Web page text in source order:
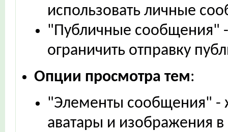
использовать личные
"Публичные сообщения"
ограничить отправку
Опции просмотра тем:
"Элементы сообщения" -
аватары и изображения